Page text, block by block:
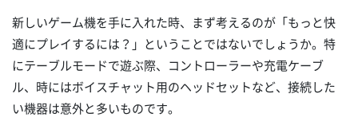
新しいゲーム機を手に入れた時、まず考えるのが「もっと快
適にプレイするには？」ということではないでしょうか。特
にテーブルモードで遊ぶ際、コントローラーや充電ケーブ
ル、時にはボイスチャット用のヘッドセットなど、接続した
い機器は意外と多いものです。